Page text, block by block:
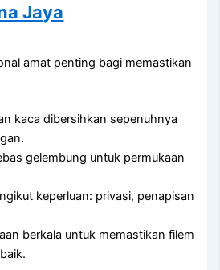
Jaya
amat penting bagi memastikan
kaca dibersihkan sepenuhnya
gelembung untuk permukaan
keperluan: privasi, penapisan
berkala untuk memastikan filem